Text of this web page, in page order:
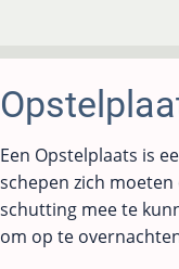
de
inhoud
gaan
Een Opstelplaats is
schepen zich
schutting mee te
om op te